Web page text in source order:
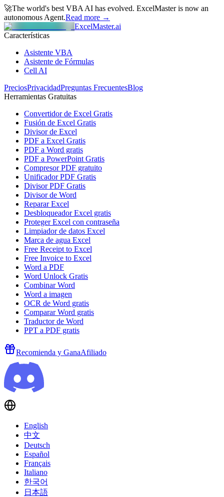
🚀The world's best VBA AI has evolved. ExcelMaster is now an
autonomous Agent.Read more →
ExcelMaster.ai
Características
Asistente VBA
Asistente de Fórmulas
Cell AI
PreciosPrivacidadPreguntas FrecuentesBlog
Herramientas Gratuitas
Convertidor de Excel Gratis
Fusión de Excel Gratis
Divisor de Excel
PDF a Excel Gratis
PDF a Word gratis
PDF a PowerPoint Gratis
Compresor PDF gratuito
Unificador PDF Gratis
Divisor PDF Gratis
Divisor de Word
Reparar Excel
Desbloqueador Excel gratis
Proteger Excel con contraseña
Limpiador de datos Excel
Marca de agua Excel
Free Receipt to Excel
Free Invoice to Excel
Word a PDF
Word Unlock Gratis
Combinar Word
Word a imagen
OCR de Word gratis
Comparar Word gratis
Traductor de Word
PPT a PDF gratis
Recomienda y GanaAfiliado
English
中文
Deutsch
Español
Français
Italiano
한국어
日本語